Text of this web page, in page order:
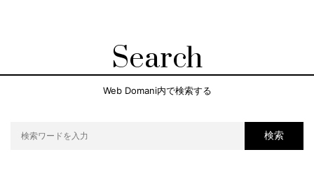
Search
Web Domani内で検索する
検索